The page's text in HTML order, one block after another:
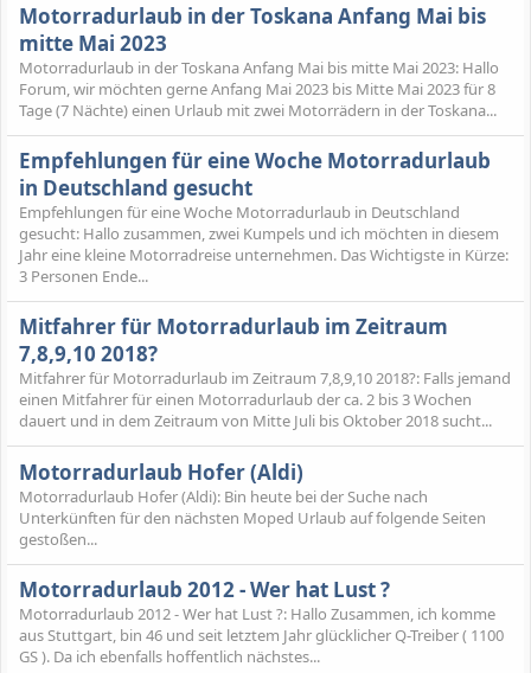
Motorradurlaub in der Toskana Anfang Mai bis
mitte Mai 2023
Motorradurlaub in der Toskana Anfang Mai bis mitte Mai 2023: Hallo
Forum, wir möchten gerne Anfang Mai 2023 bis Mitte Mai 2023 für 8
Tage (7 Nächte) einen Urlaub mit zwei Motorrädern in der Toskana...
Empfehlungen für eine Woche Motorradurlaub
in Deutschland gesucht
Empfehlungen für eine Woche Motorradurlaub in Deutschland
gesucht: Hallo zusammen, zwei Kumpels und ich möchten in diesem
Jahr eine kleine Motorradreise unternehmen. Das Wichtigste in Kürze:
3 Personen Ende...
Mitfahrer für Motorradurlaub im Zeitraum
7,8,9,10 2018?
Mitfahrer für Motorradurlaub im Zeitraum 7,8,9,10 2018?: Falls jemand
einen Mitfahrer für einen Motorradurlaub der ca. 2 bis 3 Wochen
dauert und in dem Zeitraum von Mitte Juli bis Oktober 2018 sucht...
Motorradurlaub Hofer (Aldi)
Motorradurlaub Hofer (Aldi): Bin heute bei der Suche nach
Unterkünften für den nächsten Moped Urlaub auf folgende Seiten
gestoßen...
Motorradurlaub 2012 - Wer hat Lust ?
Motorradurlaub 2012 - Wer hat Lust ?: Hallo Zusammen, ich komme
aus Stuttgart, bin 46 und seit letztem Jahr glücklicher Q-Treiber ( 1100
GS ). Da ich ebenfalls hoffentlich nächstes...